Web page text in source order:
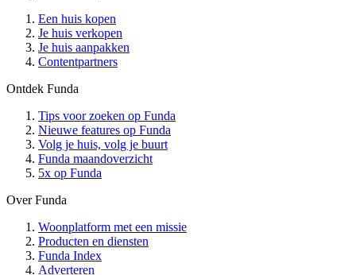
Een huis kopen
Je huis verkopen
Je huis aanpakken
Contentpartners
Ontdek Funda
Tips voor zoeken op Funda
Nieuwe features op Funda
Volg je huis, volg je buurt
Funda maandoverzicht
5x op Funda
Over Funda
Woonplatform met een missie
Producten en diensten
Funda Index
Adverteren